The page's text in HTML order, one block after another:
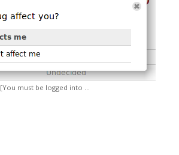
[You must be logged into ...